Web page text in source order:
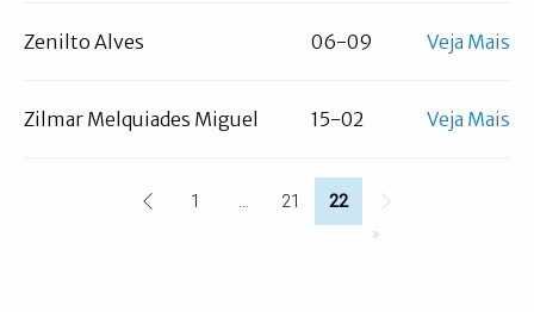
Zenilto Alves 06-09 Veja Mais
Zilmar Melquiades Miguel 15-02 Veja Mais
PaginaçãoPágina anterior
Primeira página
1 Página
21 Página atual
22 Próxima página